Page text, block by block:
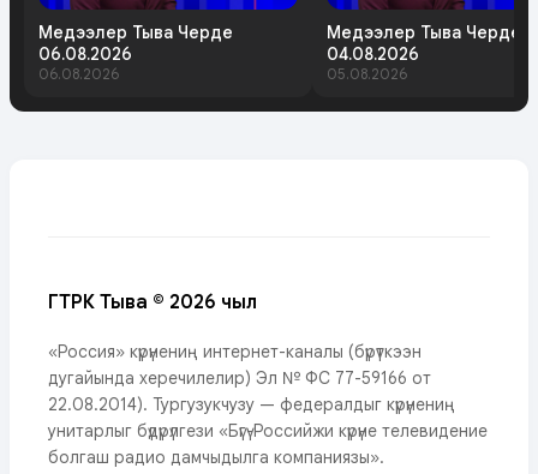
Медээлер Тыва Черде
06.08.2026
06.08.2026
Медээлер Тыва Черде
04.08.2026
05.08.2026
ГТРК Тыва © 2026 чыл
«Россия» күрүнениң интернет-каналы (бүрүткээн
дугайында херечилелир) Эл № ФС 77-59166 от
22.08.2014). Тургузукчузу — федералдыг күрүнениң
унитарлыг бүдүрүлгези «Бүгү-Российжи күрүне телевидение
болгаш радио дамчыдылга компаниязы».